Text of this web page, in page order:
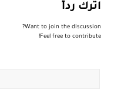
اترك رداً
Want to join the discussion?
Feel free to contribute!